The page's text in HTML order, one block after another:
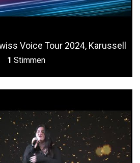
Voice Tour 2024, Karussell
1 Stimmen